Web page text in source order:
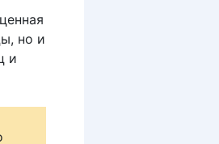
но и
и